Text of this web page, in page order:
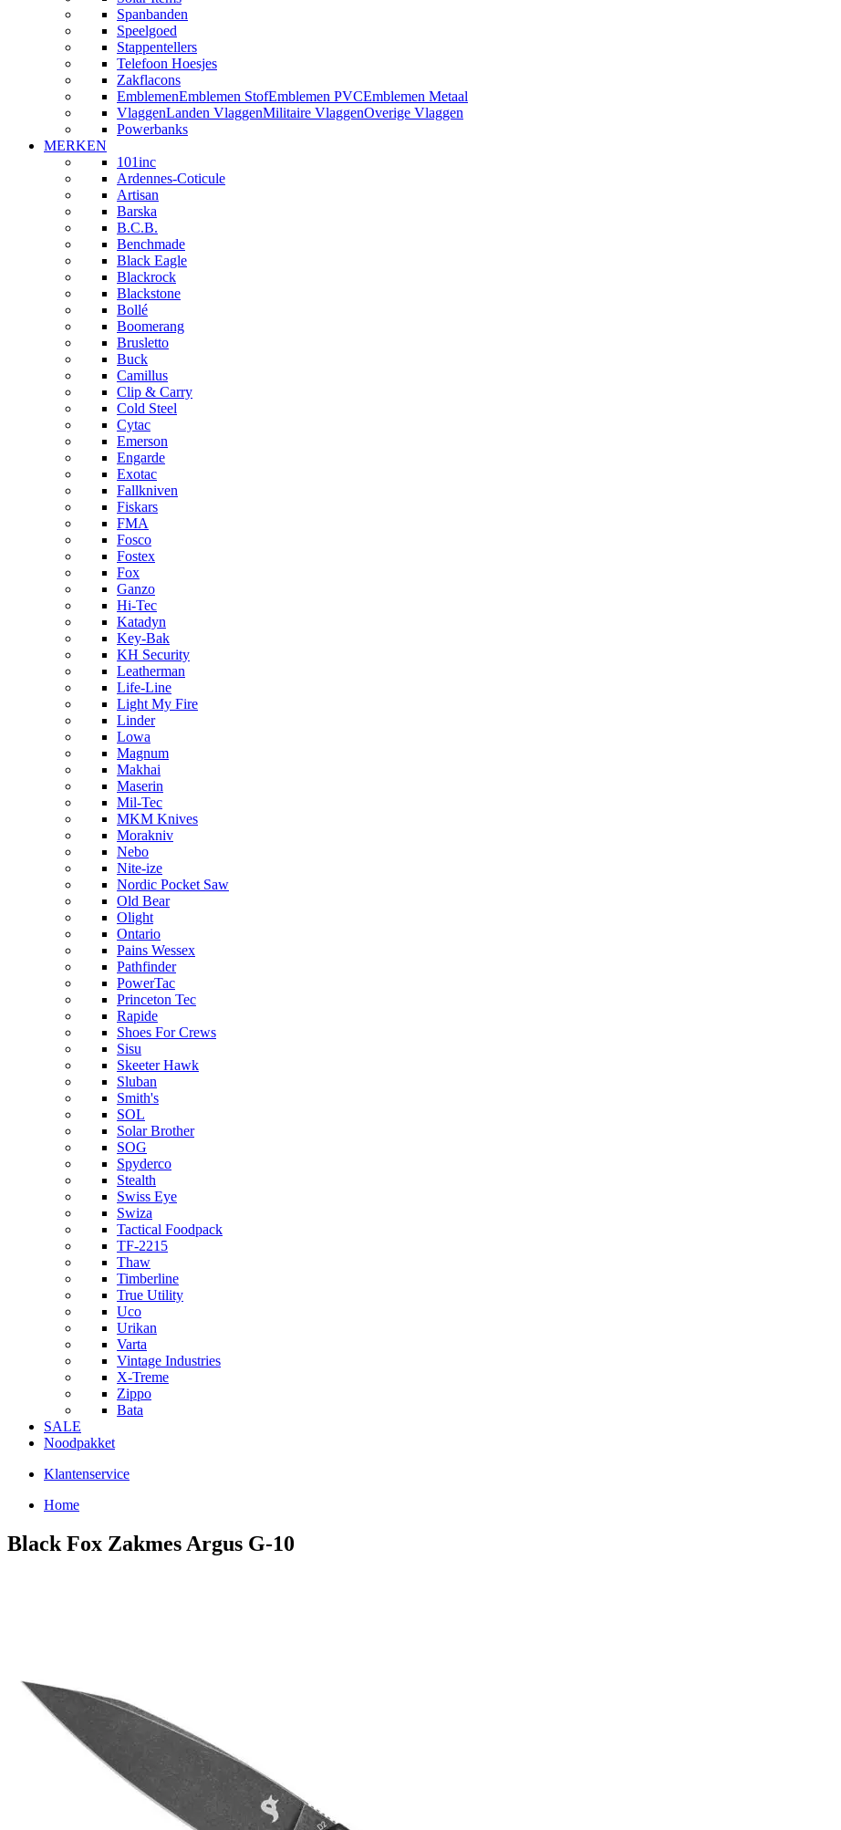
Spanbanden
Speelgoed
Stappentellers
Telefoon Hoesjes
Zakflacons
EmblemenEmblemen StofEmblemen PVCEmblemen Metaal
VlaggenLanden VlaggenMilitaire VlaggenOverige Vlaggen
Powerbanks
MERKEN
101inc
Ardennes-Coticule
Artisan
Barska
B.C.B.
Benchmade
Black Eagle
Blackrock
Blackstone
Bollé
Boomerang
Brusletto
Buck
Camillus
Clip & Carry
Cold Steel
Cytac
Emerson
Engarde
Exotac
Fallkniven
Fiskars
FMA
Fosco
Fostex
Fox
Ganzo
Hi-Tec
Katadyn
Key-Bak
KH Security
Leatherman
Life-Line
Light My Fire
Linder
Lowa
Magnum
Makhai
Maserin
Mil-Tec
MKM Knives
Morakniv
Nebo
Nite-ize
Nordic Pocket Saw
Old Bear
Olight
Ontario
Pains Wessex
Pathfinder
PowerTac
Princeton Tec
Rapide
Shoes For Crews
Sisu
Skeeter Hawk
Sluban
Smith's
SOL
Solar Brother
SOG
Spyderco
Stealth
Swiss Eye
Swiza
Tactical Foodpack
TF-2215
Thaw
Timberline
True Utility
Uco
Urikan
Varta
Vintage Industries
X-Treme
Zippo
Bata
SALE
Noodpakket
Klantenservice
Home
Black Fox Zakmes Argus G-10